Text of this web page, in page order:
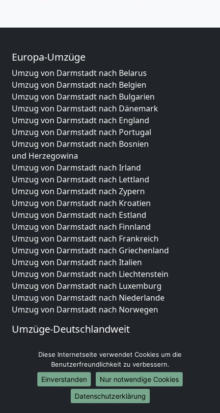
Europa-Umzüge
Umzug von Darmstadt nach Belarus
Umzug von Darmstadt nach Belgien
Umzug von Darmstadt nach Bulgarien
Umzug von Darmstadt nach Dänemark
Umzug von Darmstadt nach England
Umzug von Darmstadt nach Portugal
Umzug von Darmstadt nach Bosnien
und Herzegowina
Umzug von Darmstadt nach Irland
Umzug von Darmstadt nach Lettland
Umzug von Darmstadt nach Zypern
Umzug von Darmstadt nach Kroatien
Umzug von Darmstadt nach Estland
Umzug von Darmstadt nach Finnland
Umzug von Darmstadt nach Frankreich
Umzug von Darmstadt nach Griechenland
Umzug von Darmstadt nach Italien
Umzug von Darmstadt nach Liechtenstein
Umzug von Darmstadt nach Luxemburg
Umzug von Darmstadt nach Niederlande
Umzug von Darmstadt nach Norwegen
Umzüge-Deutschlandweit
Umzug von Darmstadt nach Hamburg
Umzug von Darmstadt nach München
Umzug von Darmstadt nach Köln
Umzug von Darmstadt nach Frankfurt am Main
Umzug von Darmstadt nach Stuttgart
Diese Internetseite verwendet Cookies um die
Benutzerfreundlichkeit zu verbessern.
Einverstanden
Nur notwendige Cookies
Datenschutzerklärung